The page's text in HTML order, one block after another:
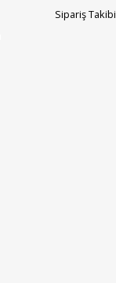
Sipariş Takibi